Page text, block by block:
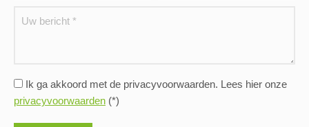
Ik ga akkoord met de privacyvoorwaarden. Lees hier onze
privacyvoorwaarden (*)